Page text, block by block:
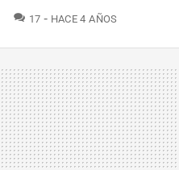
17 COMENTARIOS
HACE 4 AÑOS